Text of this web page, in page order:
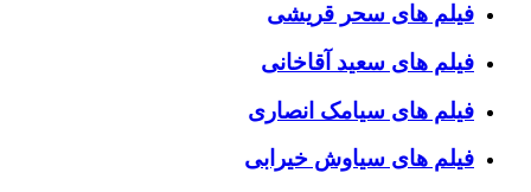
فیلم های سحر قریشی
فیلم های سعید آقاخانی
فیلم های سیامک انصاری
فیلم های سیاوش خیرابی